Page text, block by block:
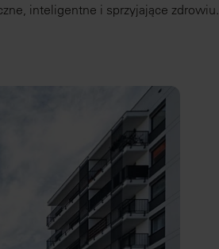
inteligentne i sprzyjające zdrowiu.